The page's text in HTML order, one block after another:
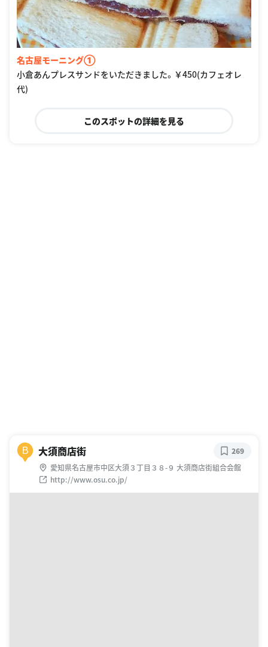
名古屋モーニング①
小倉あんプレスサンドをいただきました。￥450(カフェオレ
代)
このスポットの詳細を見る
B 大須商店街
愛知県名古屋市中区大須３丁目３８-９ 大須商店街組合会館
http://www.osu.co.jp/
269